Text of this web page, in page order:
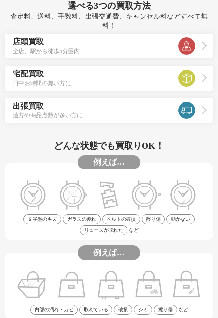
選べる3つの買取方法
査定料、送料、手数料、出張交通費、キャンセル料などすべて無
料！
店頭買取
全店、駅から徒歩5分圏内
宅配買取
日中お時間の無い方に
出張買取
遠方や商品点数が多い方に
どんな状態でも買取りOK！
例えば…
文字盤のキズ ガラスの割れ ベルトの破損 擦り傷 動かない
リューズが取れた など
例えば…
内部の汚れ・カビ 取れている 破損 シミ 擦り傷 など